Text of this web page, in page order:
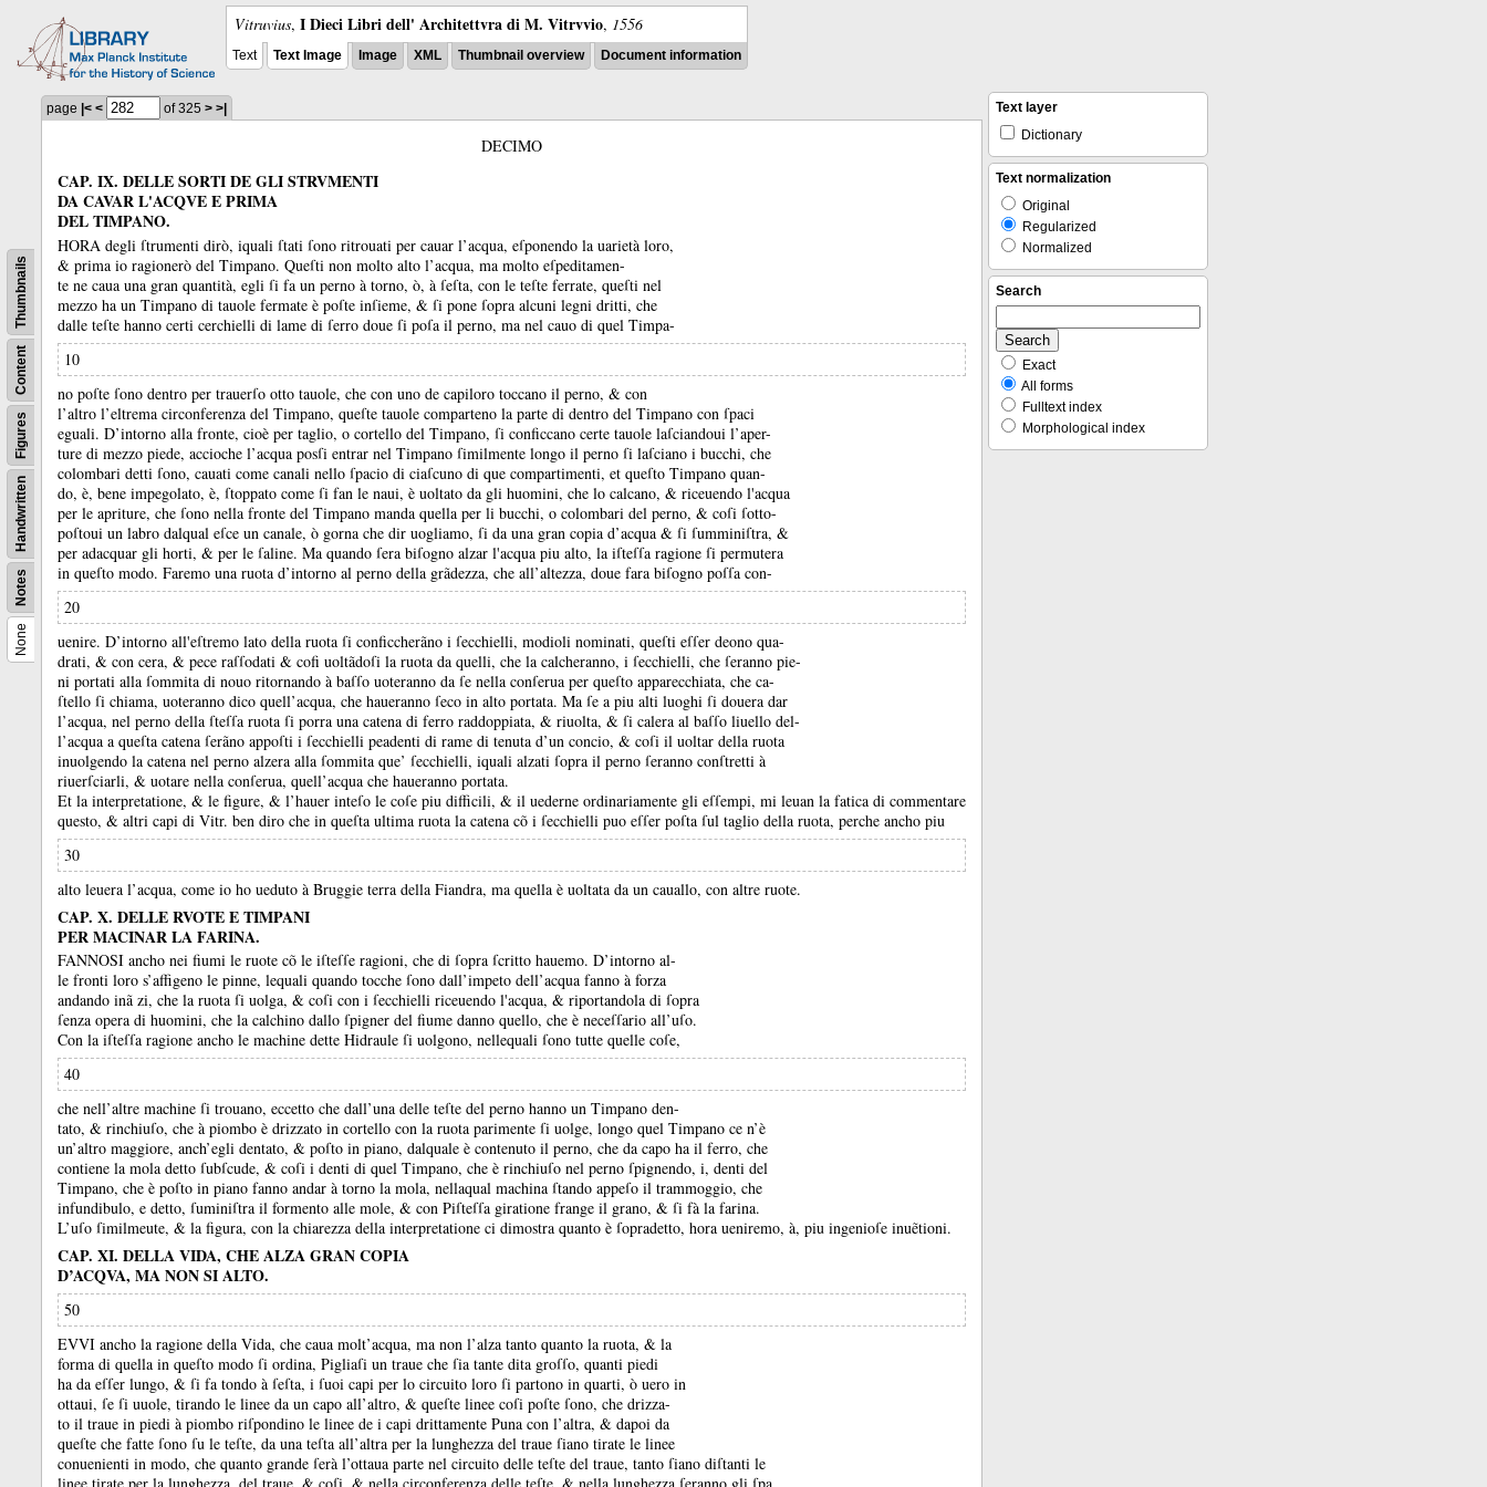
Vitruvius, I Dieci Libri dell' Architettvra di M. Vitrvvio, 1556
Text Text Image Image XML Thumbnail overview Document information
None
Notes
Handwritten
Figures
Content
Thumbnails
page |< < of 325 > >|
DECIMO
CAP. IX. DELLE SORTI DE GLI STRVMENTI
DA CAVAR L'ACQVE E PRIMA
DEL TIMPANO.
HORA degli ſtrumenti dirò, iquali ſtati ſono ritrouati per cauar l’acqua, eſponendo la uarietà loro,
& prima io ragionerò del Timpano. Queſti non molto alto l’acqua, ma molto eſpeditamen-
te ne caua una gran quantità, egli ſi fa un perno à torno, ò, à ſeſta, con le teſte ferrate, queſti nel
mezzo ha un Timpano di tauole fermate è poſte inſieme, & ſi pone ſopra alcuni legni dritti, che
dalle teſte hanno certi cerchielli di lame di ſerro doue ſi poſa il perno, ma nel cauo di quel Timpa-
10
no poſte ſono dentro per trauerſo otto tauole, che con uno de capiloro toccano il perno, & con
l’altro l’eltrema circonferenza del Timpano, queſte tauole comparteno la parte di dentro del Timpano con ſpaci
eguali. D’intorno alla fronte, cioè per taglio, o cortello del Timpano, ſi conficcano certe tauole laſciandoui l’aper-
ture di mezzo piede, accioche l’acqua posſi entrar nel Timpano ſimilmente longo il perno ſi laſciano i bucchi, che
colombari detti ſono, cauati come canali nello ſpacio di ciaſcuno di que compartimenti, et queſto Timpano quan-
do, è, bene impegolato, è, ſtoppato come ſi fan le naui, è uoltato da gli huomini, che lo calcano, & riceuendo l'acqua
per le apriture, che ſono nella fronte del Timpano manda quella per li bucchi, o colombari del perno, & coſi ſotto-
poſtoui un labro dalqual eſce un canale, ò gorna che dir uogliamo, ſi da una gran copia d’acqua & ſi ſumminiſtra, &
per adacquar gli horti, & per le ſaline. Ma quando ſera biſogno alzar l'acqua piu alto, la iſteſſa ragione ſi permutera
in queſto modo. Faremo una ruota d’intorno al perno della grãdezza, che all’altezza, doue fara biſogno poſſa con-
20
uenire. D’intorno all'eſtremo lato della ruota ſi conficcherãno i ſecchielli, modioli nominati, queſti eſſer deono qua-
drati, & con cera, & pece raſſodati & cofi uoltãdoſi la ruota da quelli, che la calcheranno, i ſecchielli, che ſeranno pie-
ni portati alla ſommita di nouo ritornando à baſſo uoteranno da ſe nella conſerua per queſto apparecchiata, che ca-
ſtello ſi chiama, uoteranno dico quell’acqua, che haueranno ſeco in alto portata. Ma ſe a piu alti luoghi ſi douera dar
l’acqua, nel perno della ſteſſa ruota ſi porra una catena di ferro raddoppiata, & riuolta, & ſi calera al baſſo liuello del-
l’acqua a queſta catena ſerãno appoſti i ſecchielli peadenti di rame di tenuta d’un concio, & coſi il uoltar della ruota
inuolgendo la catena nel perno alzera alla ſommita que’ ſecchielli, iquali alzati ſopra il perno ſeranno conſtretti à
riuerſciarli, & uotare nella conſerua, quell’acqua che haueranno portata.
Et la interpretatione, & le figure, & l’hauer inteſo le coſe piu difficili, & il uederne ordinariamente gli eſſempi, mi leuan la fatica di commentare
questo, & altri capi di Vitr. ben diro che in queſta ultima ruota la catena cõ i ſecchielli puo eſſer poſta ſul taglio della ruota, perche ancho piu
30
alto leuera l’acqua, come io ho ueduto à Bruggie terra della Fiandra, ma quella è uoltata da un cauallo, con altre ruote.
CAP. X. DELLE RVOTE E TIMPANI
PER MACINAR LA FARINA.
FANNOSI ancho nei fiumi le ruote cõ le iſteſſe ragioni, che di ſopra ſcritto hauemo. D’intorno al-
le fronti loro s’affigeno le pinne, lequali quando tocche ſono dall’impeto dell’acqua fanno à forza
andando inã zi, che la ruota ſi uolga, & coſi con i ſecchielli riceuendo l'acqua, & riportandola di ſopra
ſenza opera di huomini, che la calchino dallo ſpigner del fiume danno quello, che è neceſſario all’uſo.
Con la iſteſſa ragione ancho le machine dette Hidraule ſi uolgono, nellequali ſono tutte quelle coſe,
40
che nell’altre machine ſi trouano, eccetto che dall’una delle teſte del perno hanno un Timpano den-
tato, & rinchiuſo, che à piombo è drizzato in cortello con la ruota parimente ſi uolge, longo quel Timpano ce n’è
un’altro maggiore, anch’egli dentato, & poſto in piano, dalquale è contenuto il perno, che da capo ha il ferro, che
contiene la mola detto ſubſcude, & coſi i denti di quel Timpano, che è rinchiuſo nel perno ſpignendo, i, denti del
Timpano, che è poſto in piano fanno andar à torno la mola, nellaqual machina ſtando appeſo il trammoggio, che
infundibulo, e detto, ſuminiſtra il formento alle mole, & con Piſteſſa giratione frange il grano, & ſi fà la farina.
L’uſo ſimilmeute, & la figura, con la chiarezza della interpretatione ci dimostra quanto è ſopradetto, hora ueniremo, à, piu ingenioſe inuẽtioni.
CAP. XI. DELLA VIDA, CHE ALZA GRAN COPIA
D’ACQVA, MA NON SI ALTO.
50
EVVI ancho la ragione della Vida, che caua molt’acqua, ma non l’alza tanto quanto la ruota, & la
forma di quella in queſto modo ſi ordina, Pigliaſi un traue che ſia tante dita groſſo, quanti piedi
ha da eſſer lungo, & ſi fa tondo à ſeſta, i ſuoi capi per lo circuito loro ſi partono in quarti, ò uero in
ottaui, ſe ſi uuole, tirando le linee da un capo all’altro, & queſte linee coſi poſte ſono, che drizza-
to il traue in piedi à piombo riſpondino le linee de i capi drittamente Puna con l’altra, & dapoi da
queſte che fatte ſono ſu le teſte, da una teſta all’altra per la lunghezza del traue ſiano tirate le linee
conuenienti in modo, che quanto grande ſerà l’ottaua parte nel circuito delle teſte del traue, tanto ſiano diſtanti le
Text layer
Dictionary
Text normalization
Original
Regularized
Normalized
Search
Exact
All forms
Fulltext index
Morphological index